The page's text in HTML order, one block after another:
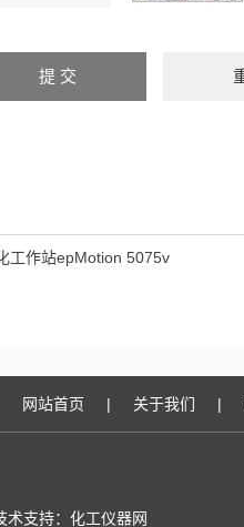
工作站epMotion 5075v
网站首页 | 关于我们 |
术支持：化工仪器网